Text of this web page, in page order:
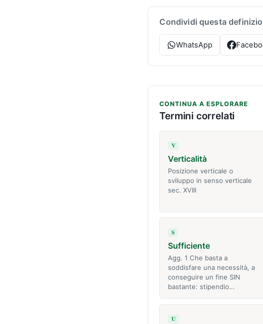
Condividi questa
WhatsApp
CONTINUA A ESPLORARE
Termini correlati
V
Verticalità
Posizione verticale o
sviluppo in senso verticale
sec. XVIII
S
Sufficiente
Agg. 1 Che basta a
soddisfare una necessità, a
conseguire un fine SIN
bastante: stipendio…
U